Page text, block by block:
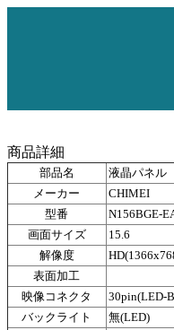
商品詳細
部品名
液晶パネル
メーカー
CHIMEI
型番
N156BGE-
画面サイズ
15.6
解像度
表面加工
映像コネクタ
30pin(LED-
バックライト
無(LED)